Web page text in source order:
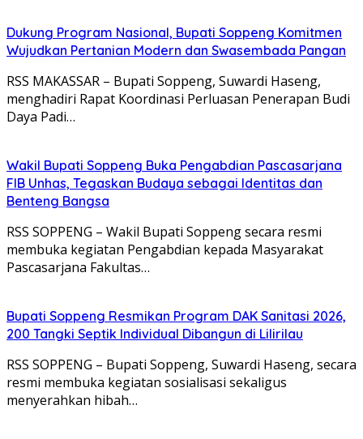
Dukung Program Nasional, Bupati Soppeng Komitmen
Wujudkan Pertanian Modern dan Swasembada Pangan
RSS MAKASSAR – Bupati Soppeng, Suwardi Haseng,
menghadiri Rapat Koordinasi Perluasan Penerapan Budi
Daya Padi…
Wakil Bupati Soppeng Buka Pengabdian Pascasarjana
FIB Unhas, Tegaskan Budaya sebagai Identitas dan
Benteng Bangsa
RSS SOPPENG – Wakil Bupati Soppeng secara resmi
membuka kegiatan Pengabdian kepada Masyarakat
Pascasarjana Fakultas…
Bupati Soppeng Resmikan Program DAK Sanitasi 2026,
200 Tangki Septik Individual Dibangun di Lilirilau
RSS SOPPENG – Bupati Soppeng, Suwardi Haseng, secara
resmi membuka kegiatan sosialisasi sekaligus
menyerahkan hibah…